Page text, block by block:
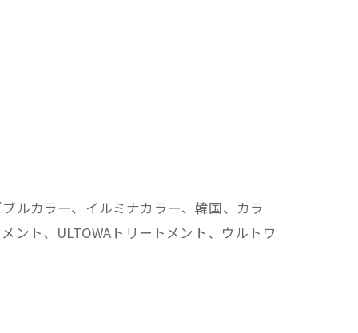
ルカラー、イルミナカラー、韓国、カラ
ント、ULTOWAトリートメント、ウルトワ